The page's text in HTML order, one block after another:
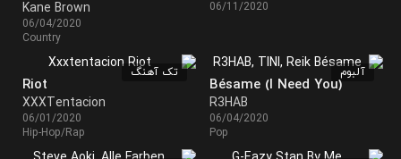
06/11/2020
Kane Brown
06/04/2020
Country
آلبوم
Bésame (I Need You)
R3HAB
06/04/2020
Pop
تک آهنگ
Riot
XXXTentacion
06/01/2020
Hip-Hop/Rap